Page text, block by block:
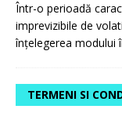
Într-o perioadă
imprevizibile de
înțelegerea modului
TERMENI SI